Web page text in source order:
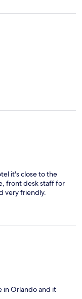
it's close to the
front desk staff for
very friendly.
in Orlando and it